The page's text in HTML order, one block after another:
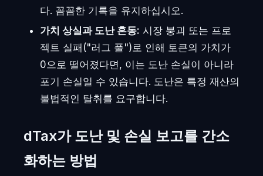
다. 꼼꼼한 기록을 유지하십시오.
가치 상실과 도난 혼동: 시장 붕괴 또는 프로
젝트 실패("러그 풀")로 인해 토큰의 가치가
0으로 떨어졌다면, 이는 도난 손실이 아니라
포기 손실일 수 있습니다. 도난은 특정 재산의
불법적인 탈취를 요구합니다.
dTax가 도난 및 손실 보고를 간소
화하는 방법